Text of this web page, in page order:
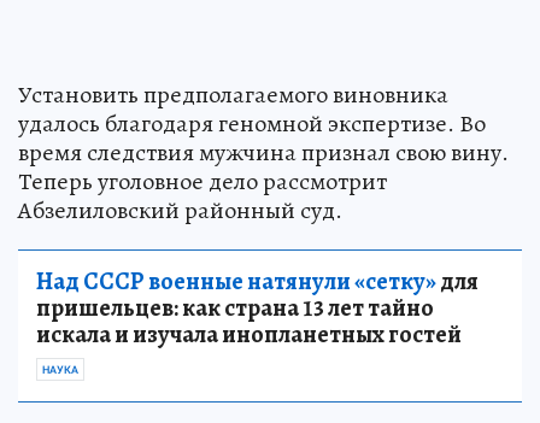
Установить предполагаемого виновника
удалось благодаря геномной экспертизе. Во
время следствия мужчина признал свою вину.
Теперь уголовное дело рассмотрит
Абзелиловский районный суд.
Над СССР военные натянули «сетку»для
пришельцев: как страна 13 лет тайно
искала и изучала инопланетных гостей
НАУКА